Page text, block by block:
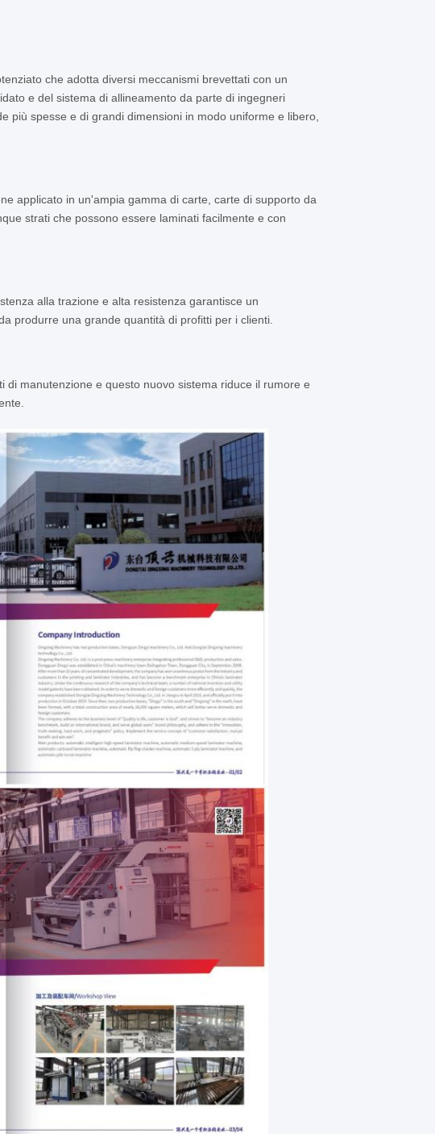
che adotta diversi meccanismi brevettati con un
e del sistema di allineamento da parte di ingegneri
più spesse e di grandi dimensioni in modo uniforme e libero,
applicato in un'ampia gamma di carte, carte di supporto da
strati che possono essere laminati facilmente e con
alla trazione e alta resistenza garantisce un
produrre una grande quantità di profitti per i clienti.
manutenzione e questo nuovo sistema riduce il rumore e